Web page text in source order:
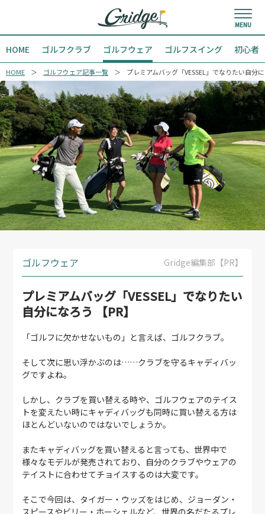
HOME ゴルフクラブ ゴルフウェア ゴルフスイング 初心者
HOME ゴルフウェア記事一覧 プレミアムバッグ「VESSEL」でなりたい自分
ゴルフウェア Gridge編集部【PR】
プレミアムバッグ「VESSEL」でなりたい
自分になろう 【PR】
「ゴルフに欠かせないもの」と言えば、ゴルフクラブ。
そして次に思い浮かぶのは……クラブを守るキャディバッ
グですよね。
しかし、クラブを買い替える時や、ゴルフウェアのテイス
トを変えたい時にキャディバッグも同時に買い替える方は
ほとんどいないのではないでしょうか。
またキャディバッグを買い替えると言っても、世界中で
様々なモデルが発売されており、自分のクラブやウェアの
テイストに合わせてチョイスするのは大変です。
そこで今回は、タイガー・ウッズをはじめ、ジョーダン・
スピースやビリー・ホーシェルなど、世界の名だたるプレ